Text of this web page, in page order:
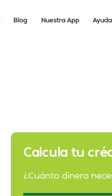
Blog Nuestra App Ayuda
Calcula tu
¿Cuánto dinero